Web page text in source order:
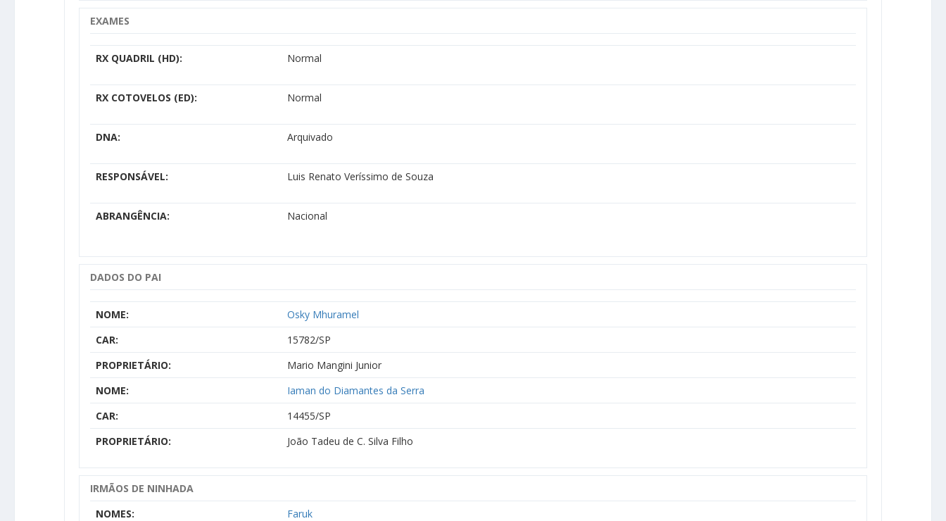
EXAMES
RX QUADRIL (HD): Normal
RX COTOVELOS (ED): Normal
DNA: Arquivado
RESPONSÁVEL: Luis Renato Veríssimo de Souza
ABRANGÊNCIA: Nacional
DADOS DO PAI
NOME:
Osky Mhuramel
CAR:
15782/SP
PROPRIETÁRIO:
Mario Mangini Junior
NOME:
Iaman do Diamantes da Serra
CAR:
14455/SP
PROPRIETÁRIO:
João Tadeu de C. Silva Filho
IRMÃOS DE NINHADA
NOMES:
Faruk